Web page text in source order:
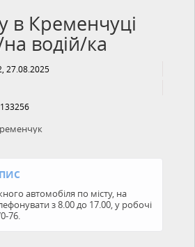
в Кременчуці
водій/ка
27.08.2025
133256
автомобіля по місту, на
з 8.00 до 17.00, у робочі
76.